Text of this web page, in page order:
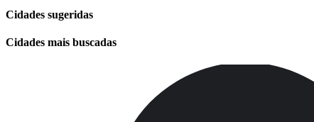
Cidades sugeridas
Cidades mais buscadas